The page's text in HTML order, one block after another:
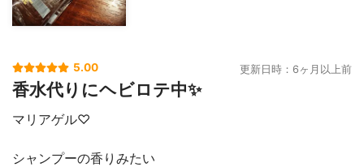
5.00 更新日時：6ヶ月以上前
香水代りにヘビロテ中✨
マリアゲル♡
シャンプーの香りみたい